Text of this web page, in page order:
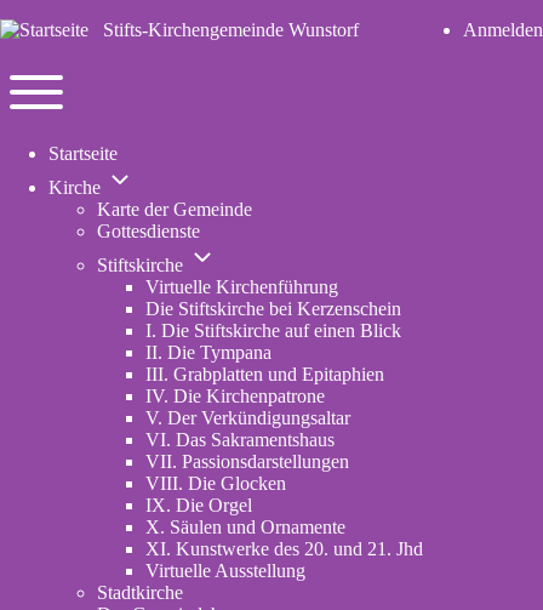
UserAnmelden
Stifts-Kirchengemeinde Wunstorf
Navigation
main
Startseite
Kirche
Unternavigation
Kirche
Karte der Gemeinde
Gottesdienste
Stiftskirche
Unternavigation
Stiftskirche
Virtuelle Kirchenführung
Die Stiftskirche bei Kerzenschein
I. Die Stiftskirche auf einen Blick
II. Die Tympana
III. Grabplatten und Epitaphien
IV. Die Kirchenpatrone
V. Der Verkündigungsaltar
VI. Das Sakramentshaus
VII. Passionsdarstellungen
VIII. Die Glocken
IX. Die Orgel
X. Säulen und Ornamente
XI. Kunstwerke des 20. und 21. Jhd
Virtuelle Ausstellung
Stadtkirche